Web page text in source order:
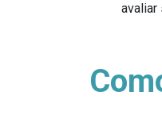
avaliar